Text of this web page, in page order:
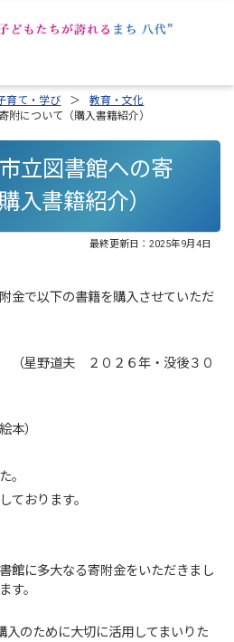
育て・学び
教育・文化
附について（購入書籍紹介）
立図書館への寄
入書籍紹介）
最終更新日： 2025年9月4日
金で以下の書籍を購入させていただ
（星野道夫 ２０２６年・没後３０
本）
。
ております。
館に多大なる寄附金をいただきまし
す。
入のために大切に活用してまいりた